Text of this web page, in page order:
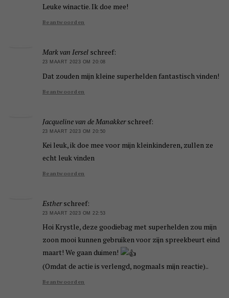
Leuke winactie. Ik doe mee!
Beantwoorden
Mark van Iersel schreef:
23 MAART 2023 OM 20:08
Dat zouden mijn kleine superhelden fantastisch vinden!
Beantwoorden
Jacqueline van de Manakker schreef:
23 MAART 2023 OM 20:50
Kei leuk, ik doe mee voor mijn kleinkinderen, zullen ze
echt leuk vinden
Beantwoorden
Esther schreef:
23 MAART 2023 OM 22:53
Hoi Krystle, deze goodiebag met superhelden zou mijn
zoon mooi kunnen gebruiken voor zijn spreekbeurt eind
maart! We gaan duimen!
(Omdat de actie is verlengd, nogmaals mijn reactie)..
Beantwoorden